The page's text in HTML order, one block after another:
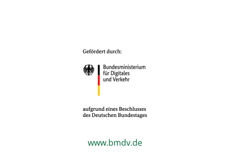
www.bmdv.de